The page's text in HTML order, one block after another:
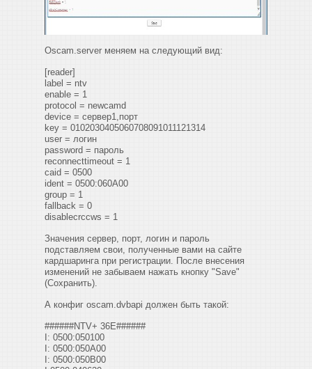
Oscam.server меняем на следующий вид:
[reader]
label = ntv
enable = 1
protocol = newcamd
device = сервер1,порт
key = 0102030405060708091011121314
user = логин
password = пароль
reconnecttimeout = 1
caid = 0500
ident = 0500:060A00
group = 1
fallback = 0
disablecrccws = 1
Значения сервер, порт, логин и пароль
подставляем свои, полученные вами на сайте
кардшаринга при регистрации. После внесения
изменений не забываем нажать кнопку "Save"
(Сохранить).
А конфиг oscam.dvbapi должен быть такой:
######NTV+ 36E######
I: 0500:050100
I: 0500:050A00
I: 0500:050B00